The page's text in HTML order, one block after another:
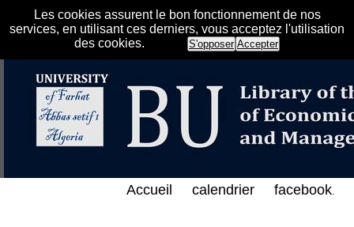
Les cookies assurent le bon fonctionnement de nos
services, en utilisant ces derniers, vous acceptez l'utilisation
des cookies.
S'opposer Accepter
الإلكتروني على الخط المباشر لمكتبة كلية
Accueil calendrier facebook.